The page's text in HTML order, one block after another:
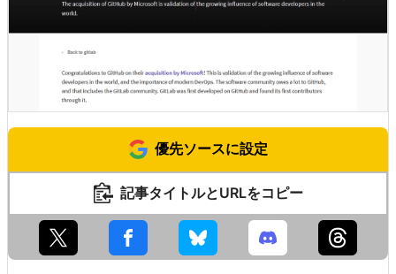
優先ソースに設定
記事タイトルとURLをコピー